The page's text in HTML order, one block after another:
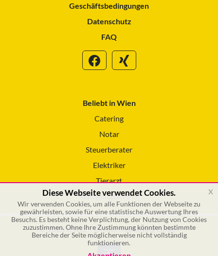
Geschäftsbedingungen
Datenschutz
FAQ
Beliebt in Wien
Catering
Notar
Steuerberater
Elektriker
Tierarzt
Reinigungsservice
© 2026 GSOL – Online Marketing GmbH
Diese Webseite verwendet Cookies.
Wir verwenden Cookies, um alle Funktionen der Webseite zu
gewährleisten, sowie für eine statistische Auswertung Ihres
Besuchs. Es besteht keine Verplichtung, der Nutzung von Cookies
zuzustimmen. Ohne Ihre Zustimmung könnten bestimmte
Bereiche der Seite möglicherweise nicht vollständig
funktionieren.
x